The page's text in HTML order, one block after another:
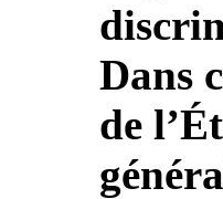
Dans
de